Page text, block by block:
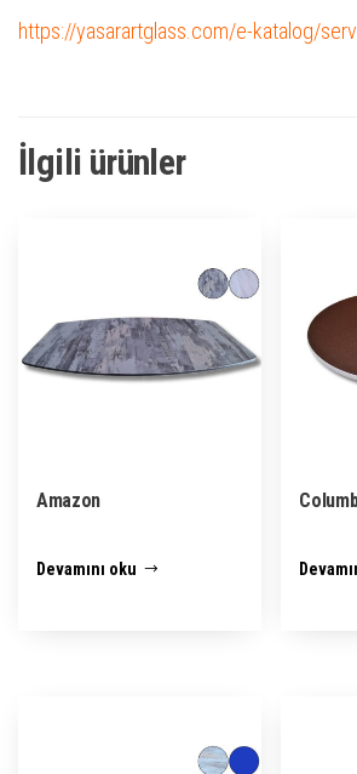
https://yasarartglass.com/e-katalog/
İlgili ürünler
Amazon
Devamını oku